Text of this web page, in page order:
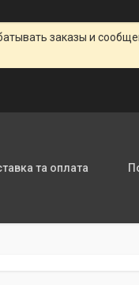
заказы и
та оплата